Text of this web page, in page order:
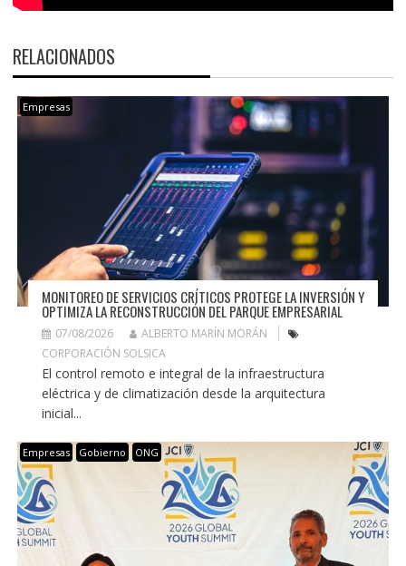
RELACIONADOS
Empresas
MONITOREO DE SERVICIOS CRÍTICOS PROTEGE LA INVERSIÓN Y
OPTIMIZA LA RECONSTRUCCIÓN DEL PARQUE EMPRESARIAL
07/08/2026
ALBERTO MARÍN MORÁN
CORPORACIÓN SOLSICA
El control remoto e integral de la infraestructura
eléctrica y de climatización desde la arquitectura
inicial...
Empresas Gobierno ONG